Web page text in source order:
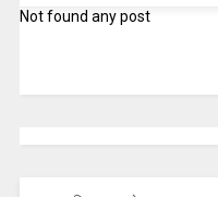
Not found any post